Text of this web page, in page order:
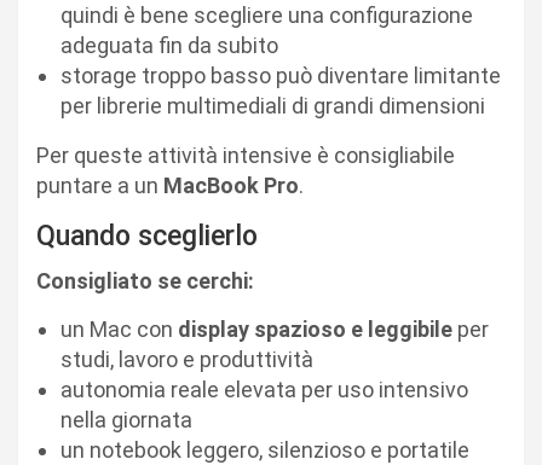
quindi è bene scegliere una configurazione
adeguata fin da subito
storage troppo basso può diventare limitante
per librerie multimediali di grandi dimensioni
Per queste attività intensive è consigliabile
puntare a un MacBook Pro.
Quando sceglierlo
Consigliato se cerchi:
un Mac con display spazioso e leggibile per
studi, lavoro e produttività
autonomia reale elevata per uso intensivo
nella giornata
un notebook leggero, silenzioso e portatile